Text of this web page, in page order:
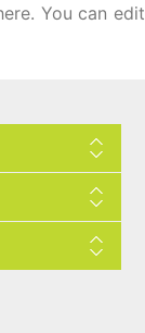
You can edit